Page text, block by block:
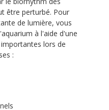
être perturbé. Pour
de lumière, vous
à l'aide d'une
lors de
: